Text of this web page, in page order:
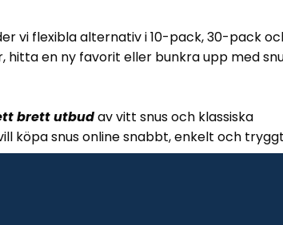
vi flexibla alternativ i 10-pack, 30-pack
en ny favorit eller bunkra upp med
brett utbudav vitt snus och klassiska
köpa snus online snabbt, enkelt och